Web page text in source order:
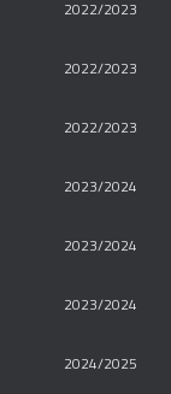
2022/2023
2022/2023
2022/2023
2023/2024
2023/2024
2023/2024
2024/2025